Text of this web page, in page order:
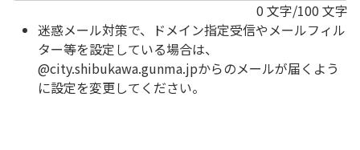
0 文字/100 文字
迷惑メール対策で、ドメイン指定受信やメールフィル
ター等を設定している場合は、
@city.shibukawa.gunma.jpからのメールが届くよう
に設定を変更してください。